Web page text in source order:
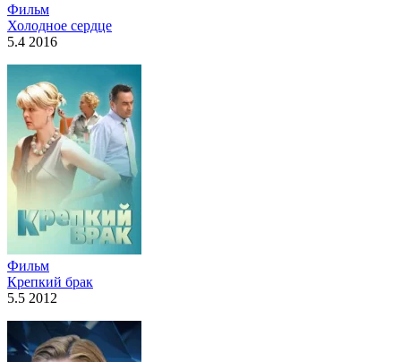
Фильм
Холодное сердце
5.4 2016
Фильм
Крепкий брак
5.5 2012